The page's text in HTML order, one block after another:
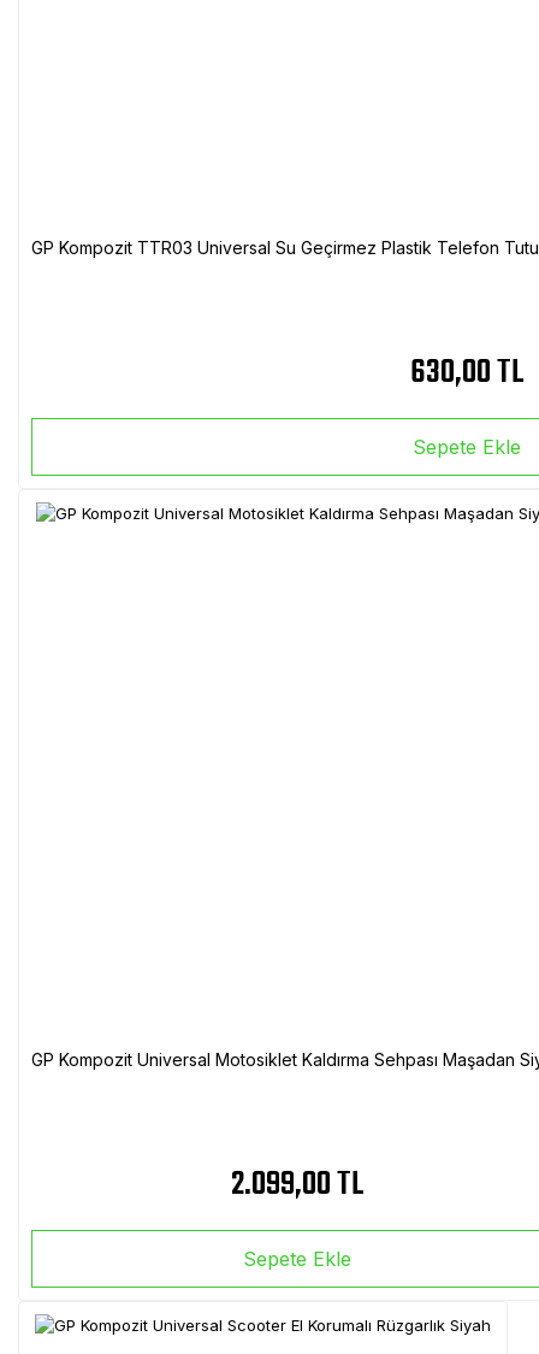
GP Kompozit TTR03 Universal Su Geçirmez Plastik Telefon
630,00 TL
Sepete Ekle
GP Kompozit Universal Motosiklet Kaldırma Sehpası Maşadan
2.099,00 TL
Sepete Ekle